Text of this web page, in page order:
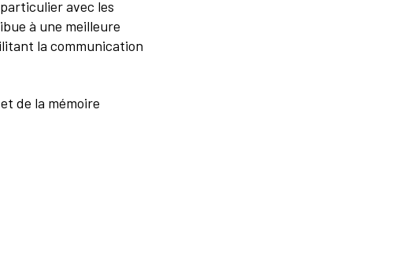
à une meilleure
la communication
de la mémoire